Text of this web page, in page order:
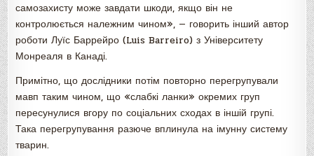
самозахисту може завдати шкоди, якщо він не
контролюється належним чином», — говорить інший автор
роботи Луїс Баррейро (Luis Barreiro) з Університету
Монреаля в Канаді.
Примітно, що дослідники потім повторно перегрупували
мавп таким чином, що «слабкі ланки» окремих груп
пересунулися вгору по соціальних сходах в іншій групі.
Така перегрупування разюче вплинула на імунну систему
тварин.